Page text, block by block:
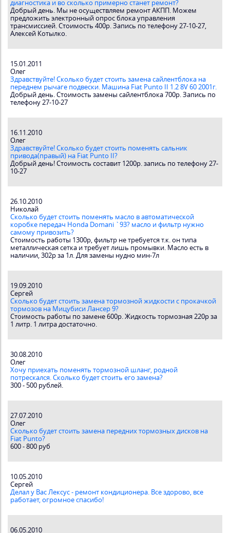
диагностика и во сколько примерно станет ремонт?
Добрый день. Мы не осуществляем ремонт АКПП. Можем
предложить электронный опрос блока управления
трансмиссией. Стоимость 400р. Запись по телефону 27-10-27,
Алексей Котылко.
15.01.2011
Олег
Здравствуйте! Сколько будет стоить замена сайлентблока на
переднем рычаге подвески. Машина Fiat Punto II 1.2 8V 60 2001г.
Добрый день. Стоимость замены сайлентблока 700р. Запись по
телефону 27-10-27
16.11.2010
Олег
Здравствуйте! Сколько будет стоить поменять сальник
привода(правый) на Fiat Punto II?
Добрый день! Стоимость составит 1200р. запись по телефону 27-
10-27
26.10.2010
Николай
Сколько будет стоить поменять масло в автоматической
коробке передач Honda Domani `93? масло и фильтр нужно
самому привозить?
Стоимость работы 1300р, фильтр не требуется т.к. он типа
металлическая сетка и требует лишь промывки. Масло есть в
наличии, 302р за 1л. Для замены нудно мин-7л
19.09.2010
Сергей
Сколько будет стоить замена тормозной жидкости с прокачкой
тормозов на Мицубиси Лансер 9?
Стоимость работы по замене 600р. Жидкость тормозная 220р за
1 литр. 1 литра достаточно.
30.08.2010
Олег
Хочу приехать поменять тормозной шланг, родной
потрескался. Сколько будет стоить его замена?
300 - 500 рублей.
27.07.2010
Олег
Сколько будет стоить замена передних тормозных дисков на
Fiat Punto?
600 - 800 руб
10.05.2010
Сергей
Делал у Вас Лексус - ремонт кондиционера. Все здорово, все
работает, огромное спасибо!
06.05.2010